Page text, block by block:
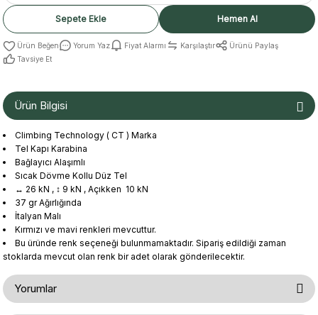
Sepete Ekle Hemen Al
Yorum Yaz Fiyat Alarmı Karşılaştır
Ürünü Paylaş
Tavsiye Et
Ürün Bilgisi
Climbing Technology ( CT ) Marka
Tel Kapı Karabina
Bağlayıcı Alaşımlı
Sıcak Dövme Kollu Düz Tel
↔ 26 kN , ↕ 9 kN , Açıkken 10 kN
37 gr Ağırlığında
İtalyan Malı
Kırmızı ve mavi renkleri mevcuttur.
Bu üründe renk seçeneği bulunmamaktadır. Sipariş edildiği zaman
stoklarda mevcut olan renk bir adet olarak gönderilecektir.
Yorumlar